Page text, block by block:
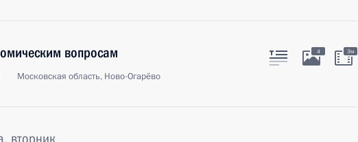
вопросам
Московская область, Ново-Огарёво
4 3м
вторник